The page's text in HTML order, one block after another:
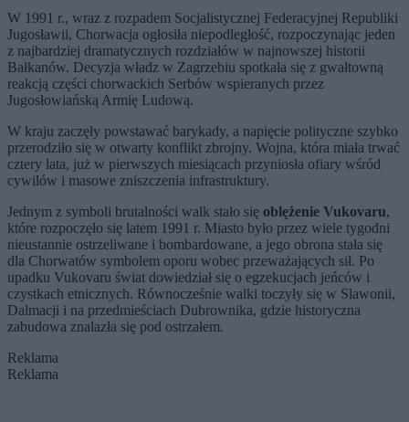
W 1991 r., wraz z rozpadem Socjalistycznej Federacyjnej Republiki
Jugosławii, Chorwacja ogłosiła niepodległość, rozpoczynając jeden
z najbardziej dramatycznych rozdziałów w najnowszej historii
Bałkanów. Decyzja władz w Zagrzebiu spotkała się z gwałtowną
reakcją części chorwackich Serbów wspieranych przez
Jugosłowiańską Armię Ludową.
W kraju zaczęły powstawać barykady, a napięcie polityczne szybko
przerodziło się w otwarty konflikt zbrojny. Wojna, która miała trwać
cztery lata, już w pierwszych miesiącach przyniosła ofiary wśród
cywilów i masowe zniszczenia infrastruktury.
Jednym z symboli brutalności walk stało się oblężenie Vukovaru,
które rozpoczęło się latem 1991 r. Miasto było przez wiele tygodni
nieustannie ostrzeliwane i bombardowane, a jego obrona stała się
dla Chorwatów symbolem oporu wobec przeważających sił. Po
upadku Vukovaru świat dowiedział się o egzekucjach jeńców i
czystkach etnicznych. Równocześnie walki toczyły się w Slawonii,
Dalmacji i na przedmieściach Dubrownika, gdzie historyczna
zabudowa znalazła się pod ostrzałem.
Reklama
Reklama